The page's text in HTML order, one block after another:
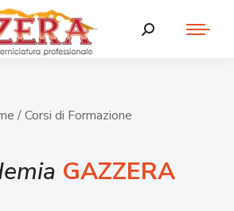
/ Corsi di Formazione
GAZZERA